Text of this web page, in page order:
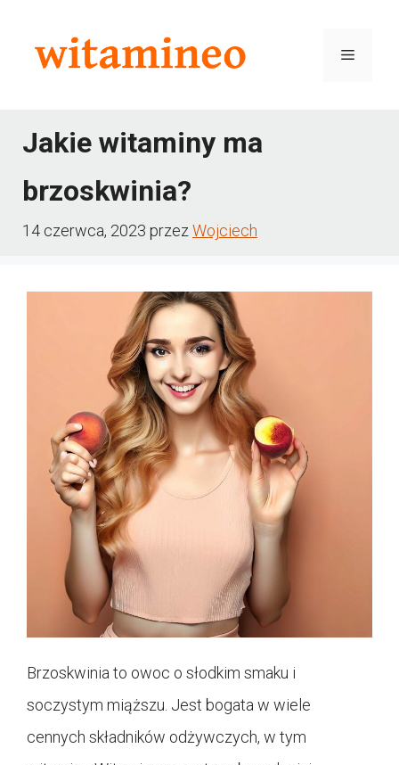
Menu
Jakie witaminy ma
brzoskwinia?
14 czerwca, 2023 przezWojciech
Brzoskwinia to owoc o słodkim smaku i
soczystym miąższu. Jest bogata w wiele
cennych składników odżywczych, w tym